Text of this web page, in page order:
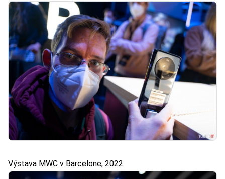
Výstava MWC v Barcelone, 2022